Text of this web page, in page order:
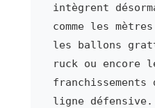
intègrent
comme les
les ballons
ruck ou encore
ligne défensive.